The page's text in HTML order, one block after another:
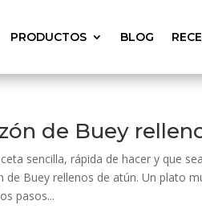
PRODUCTOS BLOG
de Buey
sencilla, rápida de hacer y que
Buey rellenos de atún. Un plato
pasos...